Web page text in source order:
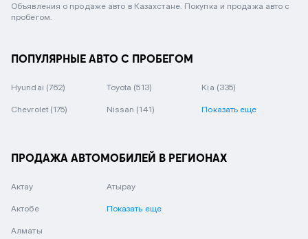
Объявления о продаже авто в Казахстане. Покупка и продажа авто с
пробегом.
ПОПУЛЯРНЫЕ АВТО С ПРОБЕГОМ
Hyundai (762) Toyota (513) Kia (335)
Chevrolet (175) Nissan (141) Показать еще
ПРОДАЖА АВТОМОБИЛЕЙ В РЕГИОНАХ
Актау
Актобе
Алматы
Атырау
Показать еще